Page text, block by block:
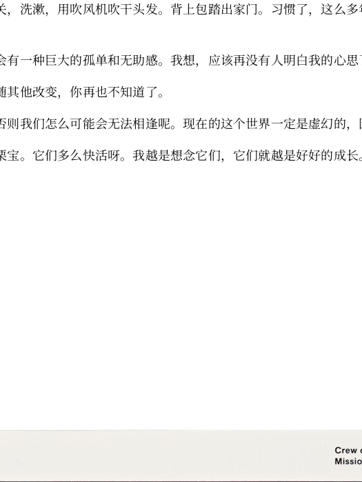
洗漱，用吹风机吹干头发。背上包踏出家门。习惯了，这么
一种巨大的孤单和无助感。我想，应该再没有人明白我的心思
他改变，你再也不知道了。
我们怎么可能会无法相逢呢。现在的这个世界一定是虚幻的，
。它们多么快活呀。我越是想念它们，它们就越是好好的成长